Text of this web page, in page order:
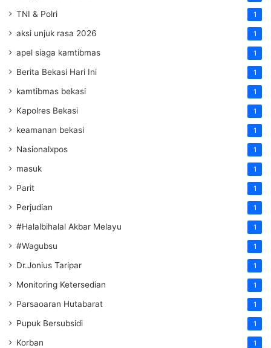
TNI & Polri 1
aksi unjuk rasa 2026 1
apel siaga kamtibmas 1
Berita Bekasi Hari Ini 1
kamtibmas bekasi 1
Kapolres Bekasi 1
keamanan bekasi 1
Nasionalxpos 1
masuk 1
Parit 1
Perjudian 1
#Halalbihalal Akbar Melayu 1
#Wagubsu 1
Dr.Jonius Taripar 1
Monitoring Ketersedian 1
Parsaoaran Hutabarat 1
Pupuk Bersubsidi 1
Korban 1